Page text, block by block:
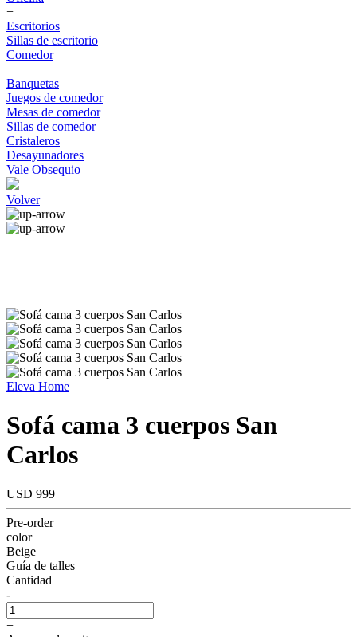
+
Escritorios
Sillas de escritorio
Comedor
+
Banquetas
Juegos de comedor
Mesas de comedor
Sillas de comedor
Cristaleros
Desayunadores
Vale Obsequio
Volver
Eleva Home
Sofá cama 3 cuerpos San
Carlos
USD 999
Pre-order
color
Beige
Guía de talles
Cantidad
-
+